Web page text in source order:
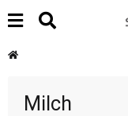
Milch